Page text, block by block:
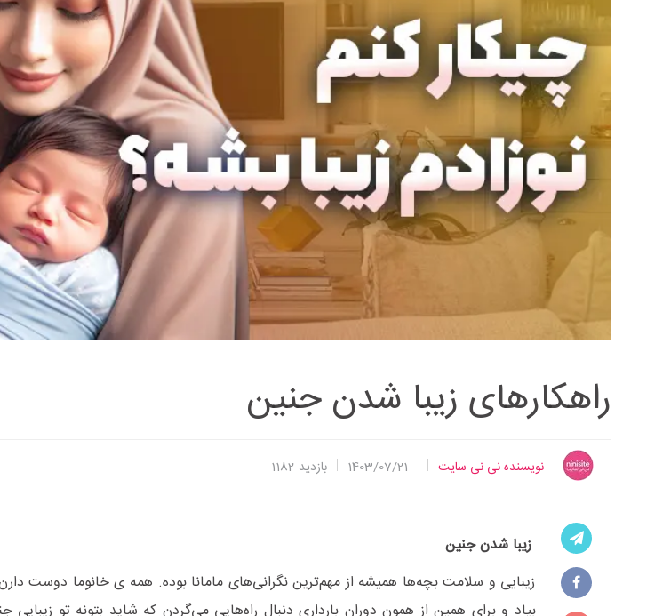
راهکار‌های زیبا شدن جنین
نویسنده نی نی سایت 1403/07/21 بازدید 1182
زیبا شدن جنین
زیبایی و سلامت بچه‌ها همیشه از مهم‌ترین نگرانی‌های مامانا بوده. همه ی خانوما دوست